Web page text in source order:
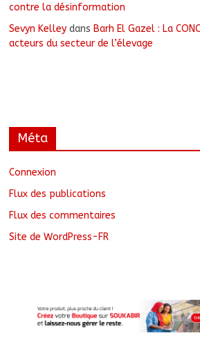
contre la désinformation
Sevyn Kelley dans Barh El Gazel : La
acteurs du secteur de l’élevage
Méta
Connexion
Flux des publications
Flux des commentaires
Site de WordPress-FR